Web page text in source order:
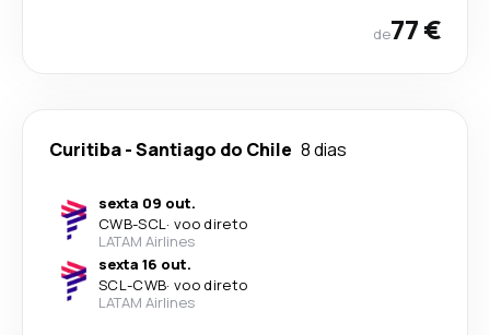
de77 €
Curitiba-Santiago do Chile 8 dias
sexta 09 out.
CWB-SCL· voo direto
LATAM Airlines
sexta 16 out.
SCL-CWB· voo direto
LATAM Airlines